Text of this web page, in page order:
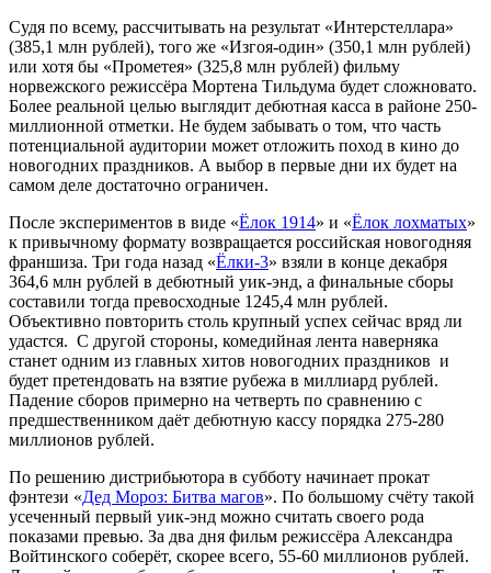
Судя по всему, рассчитывать на результат «Интерстеллара»
(385,1 млн рублей), того же «Изгоя-один» (350,1 млн рублей)
или хотя бы «Прометея» (325,8 млн рублей) фильму
норвежского режиссёра Мортена Тильдума будет сложновато.
Более реальной целью выглядит дебютная касса в районе 250-
миллионной отметки. Не будем забывать о том, что часть
потенциальной аудитории может отложить поход в кино до
новогодних праздников. А выбор в первые дни их будет на
самом деле достаточно ограничен.
После экспериментов в виде «Ёлок 1914» и «Ёлок лохматых»
к привычному формату возвращается российская новогодняя
франшиза. Три года назад «Ёлки-3» взяли в конце декабря
364,6 млн рублей в дебютный уик-энд, а финальные сборы
составили тогда превосходные 1245,4 млн рублей.
Объективно повторить столь крупный успех сейчас вряд ли
удастся. С другой стороны, комедийная лента наверняка
станет одним из главных хитов новогодних праздников и
будет претендовать на взятие рубежа в миллиард рублей.
Падение сборов примерно на четверть по сравнению с
предшественником даёт дебютную кассу порядка 275-280
миллионов рублей.
По решению дистрибьютора в субботу начинает прокат
фэнтези «Дед Мороз: Битва магов». По большому счёту такой
усеченный первый уик-энд можно считать своего рода
показами превью. За два дня фильм режиссёра Александра
Войтинского соберёт, скорее всего, 55-60 миллионов рублей.